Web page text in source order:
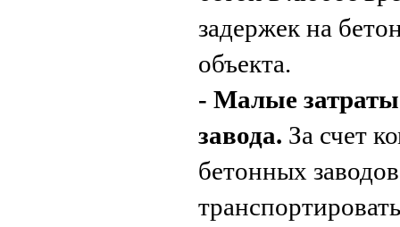
задержек на
объекта.
- Малые
завода. За счет
бетонных